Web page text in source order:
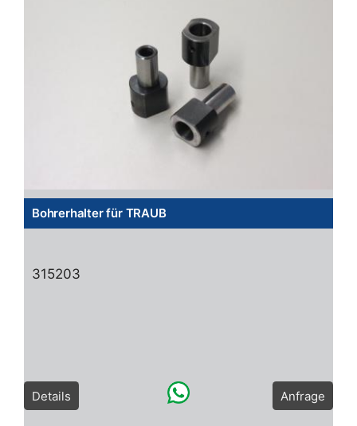
Bohrerhalter für TRAUB
315203
Details Anfrage